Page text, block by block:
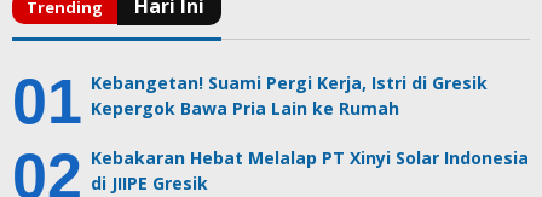
Kebangetan! Suami Pergi Kerja, Istri di Gresik
Kepergok Bawa Pria Lain ke Rumah
Kebakaran Hebat Melalap PT Xinyi Solar Indonesia
di JIIPE Gresik